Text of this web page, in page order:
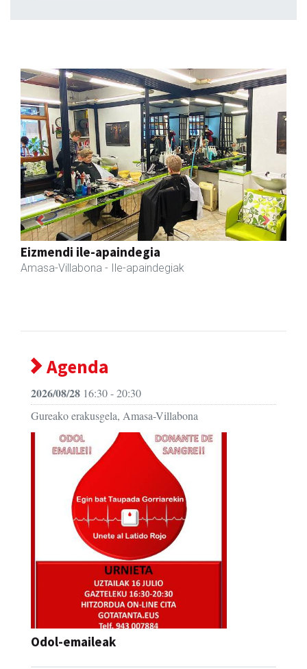
Eizmendi anaiak
Amasa-Villabona - Armategia
Previous Next
Agenda
2026/08/28 16:30 - 20:30
Gureako erakusgela, Amasa-Villabona
Odol-emaileak